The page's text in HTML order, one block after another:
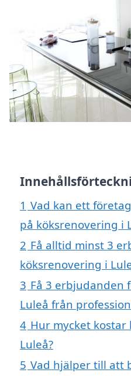
1 Vad kan ett
på köksrenovering i
2 Få alltid minst 3
köksrenovering i
3 Få 3 erbjudanden
Luleå från
4 Hur mycket
Luleå?
5 Vad hjälper till att